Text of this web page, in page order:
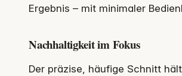
Ergebnis – mit minimaler
Nachhaltigkeit im Fokus
Der präzise, häufige Schnitt